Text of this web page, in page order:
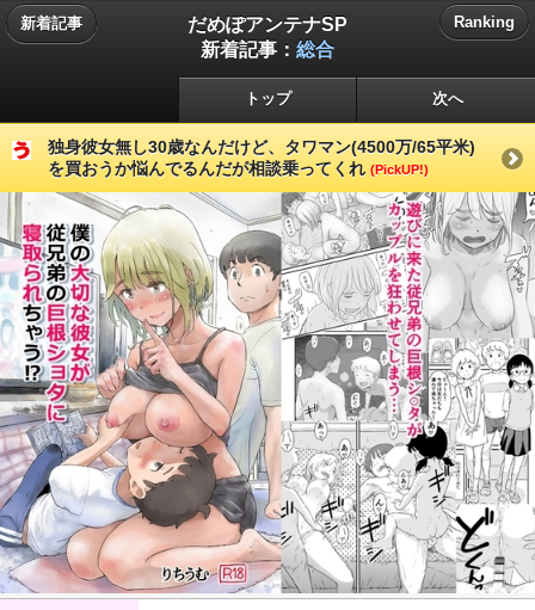
新着記事
だめぽアンテナSP
新着記事： 総合
Ranking
トップ 次へ
独身彼女無し30歳なんだけど、タワマン(4500万/65平米)
を買おうか悩んでるんだが相談乗ってくれ (PickUP!)